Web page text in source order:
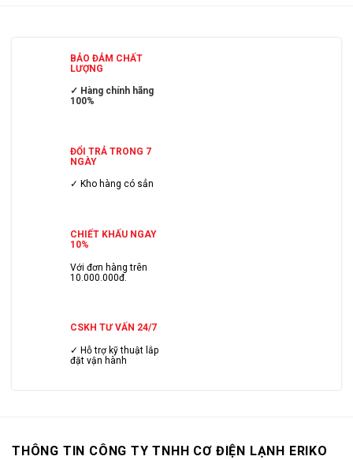
BẢO ĐẢM CHẤT
LƯỢNG
✓ Hàng chính hãng
100%
ĐỔI TRẢ TRONG 7
NGÀY
✓ Kho hàng có sẳn
CHIẾT KHẤU NGAY
10%
Với đơn hàng trên
10.000.000đ.
CSKH TƯ VẤN 24/7
✓ Hỗ trợ kỹ thuật lắp
đặt vận hành
THÔNG TIN CÔNG TY TNHH CƠ ĐIỆN LẠNH ERIKO